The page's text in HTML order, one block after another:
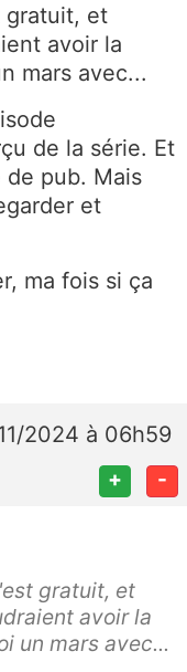
gratuit, et
avoir la
mars avec...
de la série. Et
pub. Mais
et
ma fois si ça
2024 à 06h59
+ -
gratuit, et
avoir la
un mars avec...